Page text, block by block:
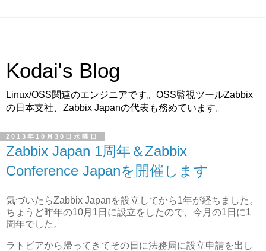
Kodai's Blog
Linux/OSS関連のエンジニアです。OSS監視ツールZabbix
の日本支社、Zabbix Japanの代表も務めています。
2013年10月30日水曜日
Zabbix Japan 1周年＆Zabbix
Conference Japanを開催します
気づいたらZabbix Japanを設立してから1年が経ちました。
ちょうど昨年の10月1日に設立をしたので、今月の1日に1
周年でした。
ラトビアから帰ってきてその日に法務局に設立申請を出し